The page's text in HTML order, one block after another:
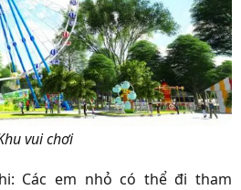
vui chơi
Các em nhỏ có thể đi tham